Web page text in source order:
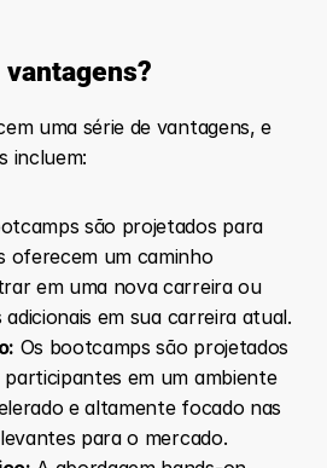
uma série de vantagens, e
incluem:
são projetados para
oferecem um caminho
em uma nova carreira ou
adicionais em sua carreira atual.
Os bootcamps são projetados
em um ambiente
e altamente focado nas
para o mercado.